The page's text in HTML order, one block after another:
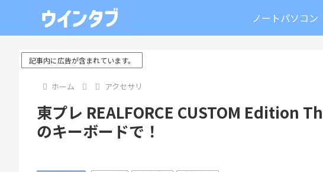
ノートパソコン
記事内に広告が含まれています。
ホーム アクセサリ
東プレ REALFORCE CUSTOM Edition
のキーボードで！